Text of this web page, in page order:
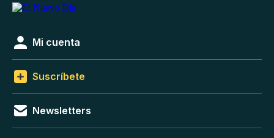
Mi cuenta
Suscríbete
Newsletters